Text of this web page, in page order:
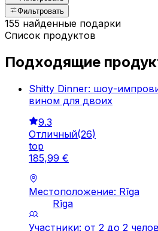
Фильтровать
155 найденные подарки
Список продуктов
Подходящие
Shitty Dinner: шоу-
вином для двоих
9.3
Отличный(26)
top
185,99 €
Местоположение: Rīga
Rīga
Участники: от 2 до 2